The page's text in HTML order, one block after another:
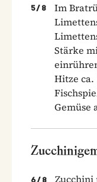
5/ 8
Im
Stärke
Hitze ca.
Gemüse
6/ 8
Zucchini